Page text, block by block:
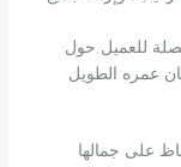
للعميل حول
عمره الطويل
على جمالها